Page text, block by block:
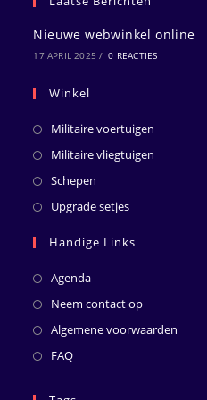
Nieuwe webwinkel online
17 APRIL 2025 / 0 REACTIES
Winkel
Militaire voertuigen
Militaire vliegtuigen
Schepen
Upgrade setjes
Handige Links
Agenda
Neem contact op
Algemene voorwaarden
FAQ